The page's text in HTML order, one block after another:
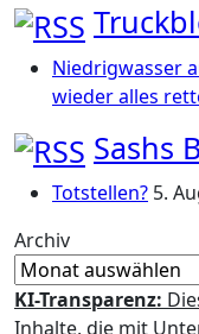
Niedrigwasser
wieder alles
Sashs
Totstellen? 5.
Archiv
KI-Transparenz:
Inhalte, die mit